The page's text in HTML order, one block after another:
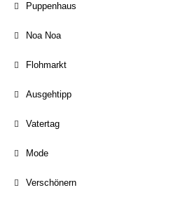
Puppenhaus
Noa Noa
Flohmarkt
Ausgehtipp
Vatertag
Mode
Verschönern